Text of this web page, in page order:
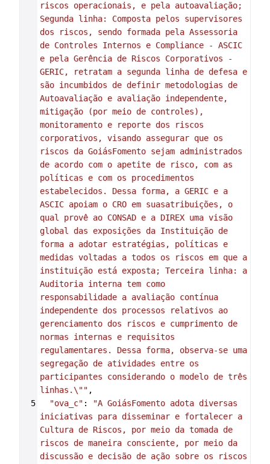
riscos operacionais, e pela autoavaliação;
Segunda linha: Composta pelos supervisores
dos riscos, sendo formada pela Assessoria
de Controles Internos e Compliance - ASCIC
e pela Gerência de Riscos Corporativos -
GERIC, retratam a segunda linha de defesa e
são incumbidos de definir metodologias de
Autoavaliação e avaliação independente,
mitigação (por meio de controles),
monitoramento e reporte dos riscos
corporativos, visando assegurar que os
riscos da GoiásFomento sejam administrados
de acordo com o apetite de risco, com as
políticas e com os procedimentos
estabelecidos. Dessa forma, a GERIC e a
ASCIC apoiam o CRO em suasatribuições, o
qual provê ao CONSAD e a DIREX uma visão
global das exposições da Instituição de
forma a adotar estratégias, políticas e
medidas voltadas a todos os riscos em que a
instituição está exposta; Terceira linha: a
Auditoria interna tem como
responsabilidade a avaliação contínua
independente dos processos relativos ao
gerenciamento dos riscos e cumprimento de
normas internas e requisitos
regulamentares. Dessa forma, observa-se uma
segregação de atividades entre os
participantes considerando o modelo de três
linhas.\"" ,
5
"ova_c" :
"A GoiásFomento adota diversas
iniciativas para disseminar e fortalecer a
Cultura de Riscos, por meio da tomada de
riscos de maneira consciente, por meio da
discussão e decisão de ação sobre os riscos